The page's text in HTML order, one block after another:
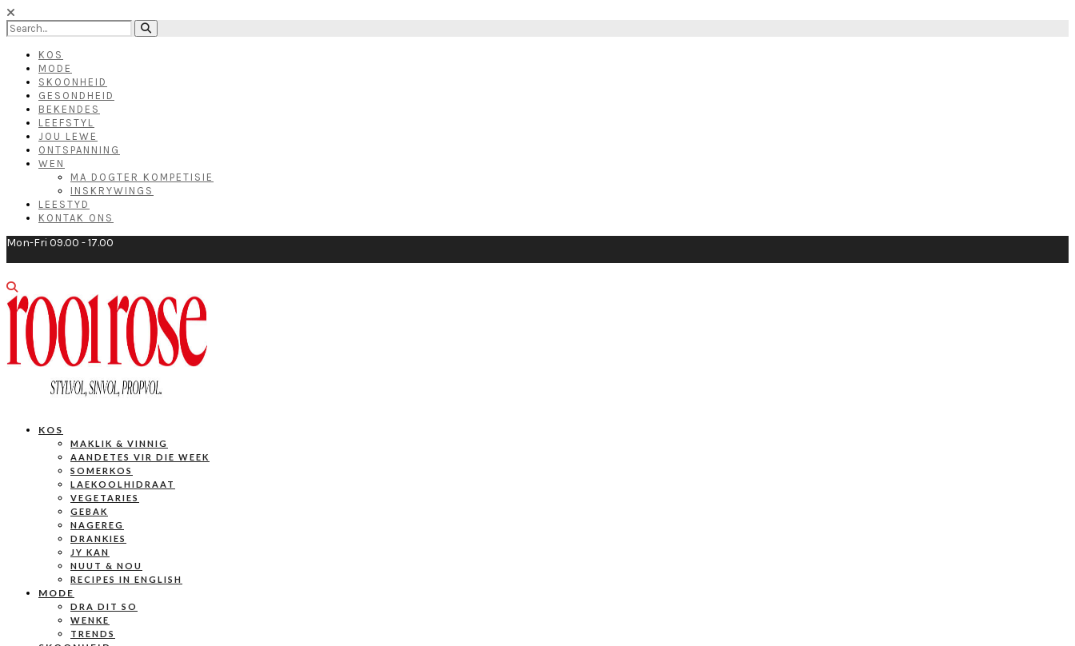
KOS
MODE
SKOONHEID
GESONDHEID
BEKENDES
LEEFSTYL
JOU LEWE
ONTSPANNING
WEN
MA DOGTER KOMPETISIE
INSKRYWINGS
LEESTYD
KONTAK ONS
Mon-Fri 09.00 - 17.00
KOS
MAKLIK & VINNIG
AANDETES VIR DIE WEEK
SOMERKOS
LAEKOOLHIDRAAT
VEGETARIES
GEBAK
NAGEREG
DRANKIES
JY KAN
NUUT & NOU
RECIPES IN ENGLISH
MODE
DRA DIT SO
WENKE
TRENDS